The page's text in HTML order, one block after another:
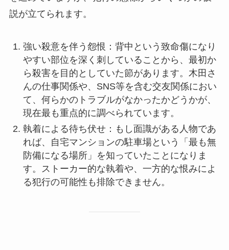
説が立てられます。
強い殺意を伴う怨恨：背中という致命傷になり
やすい部位を深く刺していることから、最初か
ら殺害を目的としていた節があります。木田さ
んの仕事関係や、SNS等を含む交友関係におい
て、何らかのトラブルがなかったかどうかが、
現在最も重点的に調べられています。
執着による待ち伏せ：もし面識がある人物であ
れば、自宅マンションの駐車場という「最も無
防備になる場所」を知っていたことになりま
す。ストーカー的な執着や、一方的な恨みによ
る犯行の可能性も排除できません。